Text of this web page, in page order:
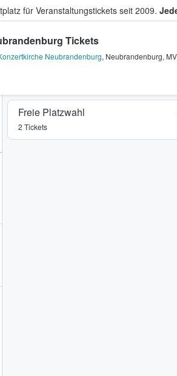
für Veranstaltungstickets seit 2009.
Tickets kaufen & verkaufen
Tickets
Neubrandenburg, Neubrandenburg, MV
Freie Platzwahl
2 Tickets